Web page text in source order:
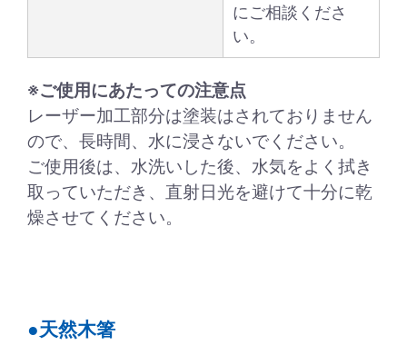
にご相談くださ
い。
※ご使用にあたっての注意点
レーザー加工部分は塗装はされておりません
ので、長時間、水に浸さないでください。
ご使用後は、水洗いした後、水気をよく拭き
取っていただき、直射日光を避けて十分に乾
燥させてください。
●天然木箸